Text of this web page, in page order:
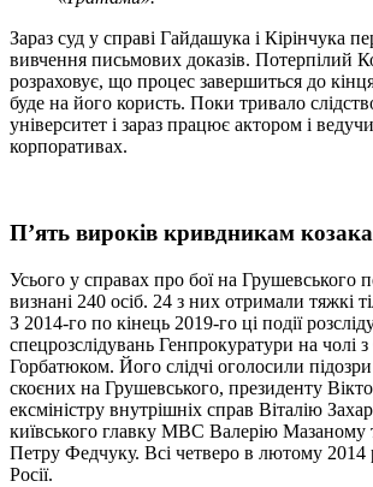
Зараз суд у справі Гайдашука і Кірінчука
вивчення письмових доказів. Потерпілий
розраховує, що процес завершиться до
буде на його користь. Поки тривало
університет і зараз працює актором і
корпоративах.
П’ять вироків кривдникам
Усього у справах про бої на Грушевського
визнані 240 осіб. 24 з них отримали тяжкі
З 2014-го по кінець 2019-го ці події
спецрозслідувань Генпрокуратури на чолі
Горбатюком. Його слідчі оголосили
скоєних на Грушевського, президенту
ексміністру внутрішніх справ Віталію
київського главку МВС Валерію Мазаному
Петру Федчуку. Всі четверо в лютому 2014
Росії.